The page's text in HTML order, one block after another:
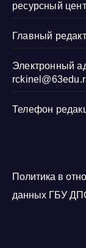
ресурсный
Главный
Электронный
Телефон
Политика в
данных ГБУ